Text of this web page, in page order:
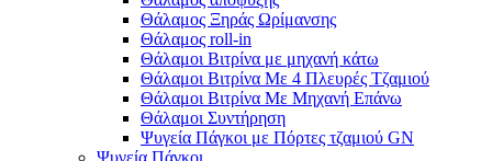
Θάλαμος Ξηράς Ωρίμανσης
Θάλαμος roll-in
Θάλαμοι Βιτρίνα με μηχανή κάτω
Θάλαμοι Βιτρίνα Με 4 Πλευρές Τζαμιού
Θάλαμοι Βιτρίνα Με Μηχανή Επάνω
Θάλαμοι Συντήρηση
Ψυγεία Πάγκοι με Πόρτες τζαμιού GN
Ψυγεία Πάγκοι